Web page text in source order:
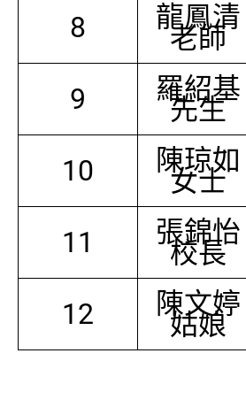
8 龍鳳清
老師
9 羅紹基
先生
10 陳琼如
女士
11 張錦怡
校長
12 陳文婷
姑娘